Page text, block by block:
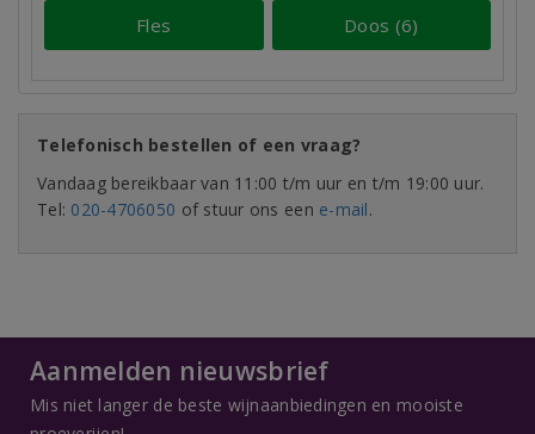
Fles Doos (6)
Telefonisch bestellen of een vraag?
Vandaag bereikbaar van 11:00 t/m uur en t/m 19:00 uur.
Tel: 020-4706050 of stuur ons een e-mail.
Aanmelden nieuwsbrief
Mis niet langer de beste wijnaanbiedingen en mooiste